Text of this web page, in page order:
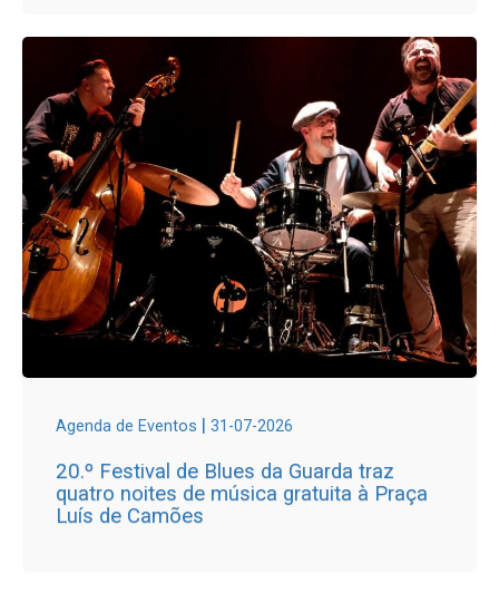
Agenda de Eventos | 31-07-2026
20.º Festival de Blues da Guarda traz
quatro noites de música gratuita à Praça
Luís de Camões